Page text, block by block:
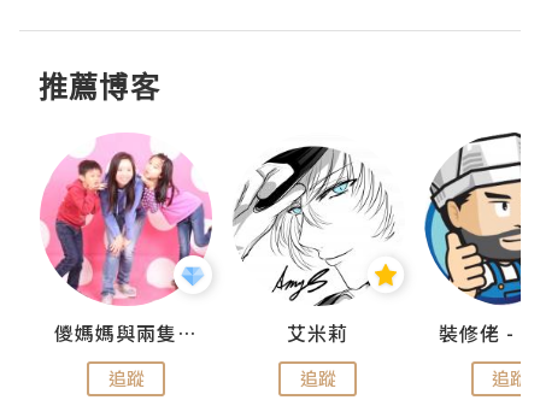
推薦博客
儍媽媽與兩隻小魔怪之家
追蹤
艾米莉
追蹤 追蹤